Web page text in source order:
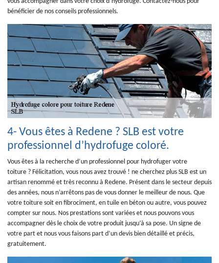
bénéficier de nos conseils professionnels.
4- Vous êtes à Redene ? SLB est votre
professionnel d’hydrofuge coloré.
Vous êtes à la recherche d’un professionnel pour hydrofuger votre
toiture ? Félicitation, vous nous avez trouvé ! ne cherchez plus SLB est un
artisan renommé et très reconnu à Redene. Présent dans le secteur depuis
des années, nous n’arrêtons pas de vous donner le meilleur de nous. Que
votre toiture soit en fibrociment, en tuile en béton ou autre, vous pouvez
compter sur nous. Nos prestations sont variées et nous pouvons vous
accompagner dès le choix de votre produit jusqu’à sa pose. Un signe de
votre part et nous vous faisons part d’un devis bien détaillé et précis,
gratuitement.